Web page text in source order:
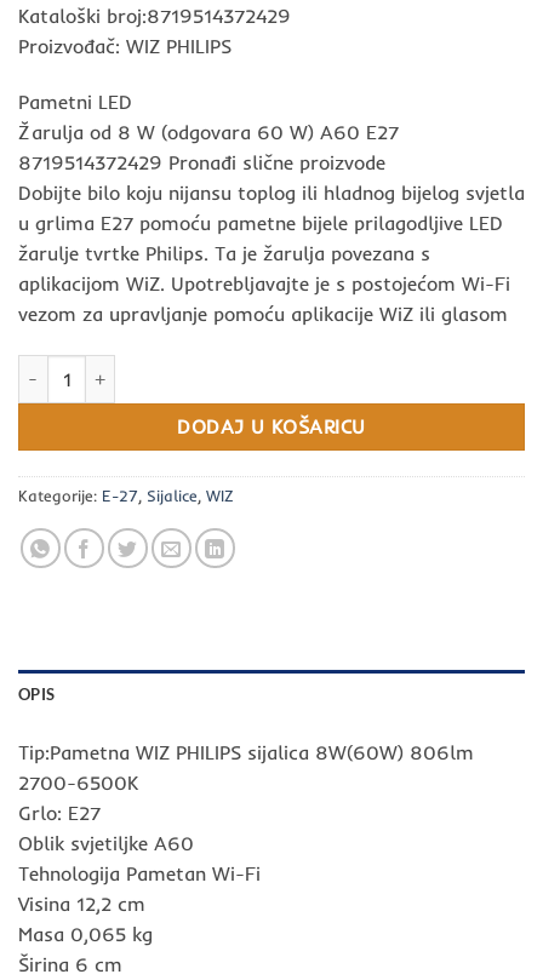
Kataloški broj:8719514372429
Proizvođač: WIZ PHILIPS
Pametni LED
Žarulja od 8 W (odgovara 60 W) A60 E27
8719514372429 Pronađi slične proizvode
Dobijte bilo koju nijansu toplog ili hladnog bijelog svjetla
u grlima E27 pomoću pametne bijele prilagodljive LED
žarulje tvrtke Philips. Ta je žarulja povezana s
aplikacijom WiZ. Upotrebljavajte je s postojećom Wi-Fi
vezom za upravljanje pomoću aplikacije WiZ ili glasom
DODAJ U KOŠARICU
Kategorije: E-27, Sijalice, WIZ
OPIS
Tip:Pametna WIZ PHILIPS sijalica 8W(60W) 806lm
2700-6500K
Grlo: E27
Oblik svjetiljke A60
Tehnologija Pametan Wi-Fi
Visina 12,2 cm
Masa 0,065 kg
Širina 6 cm